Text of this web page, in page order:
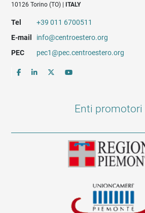
10126 Torino (TO) |
ITALY
Tel
+39 011 6700511
E-mail
info@centroestero.org
PEC
pec1@pec.centroestero.org
Enti promotori